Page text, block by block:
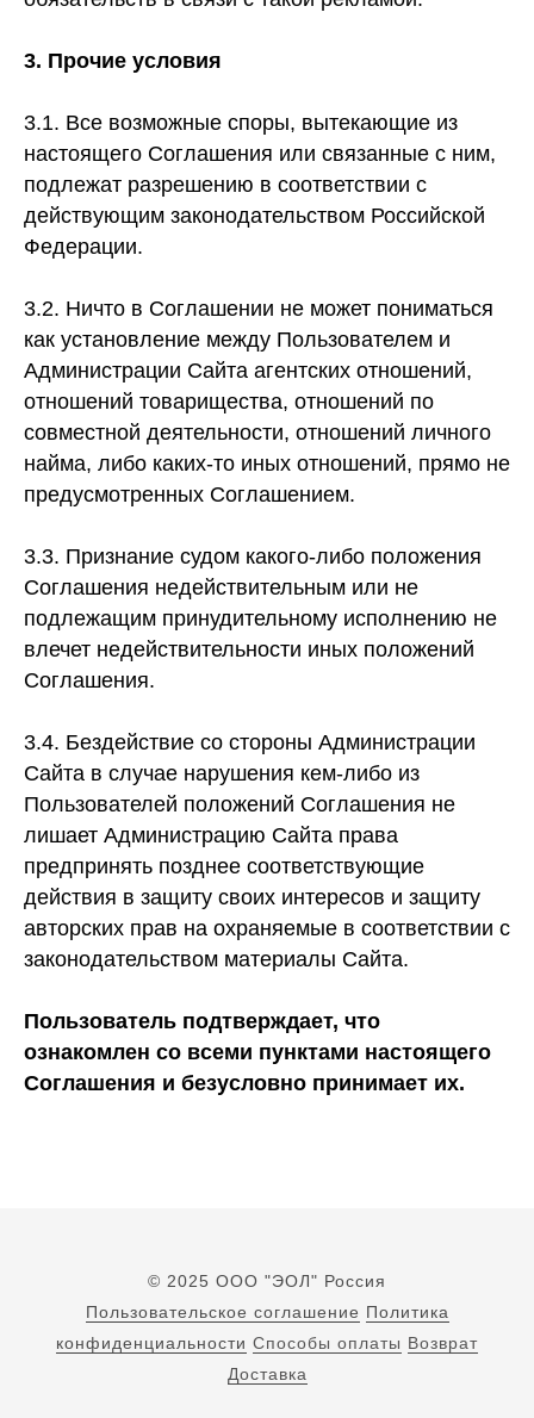
3. Прочие условия
3.1. Все возможные споры, вытекающие из
настоящего Соглашения или связанные с ним,
подлежат разрешению в соответствии с
действующим законодательством Российской
Федерации.
3.2. Ничто в Соглашении не может пониматься
как установление между Пользователем и
Администрации Сайта агентских отношений,
отношений товарищества, отношений по
совместной деятельности, отношений личного
найма, либо каких-то иных отношений, прямо не
предусмотренных Соглашением.
3.3. Признание судом какого-либо положения
Соглашения недействительным или не
подлежащим принудительному исполнению не
влечет недействительности иных положений
Соглашения.
3.4. Бездействие со стороны Администрации
Сайта в случае нарушения кем-либо из
Пользователей положений Соглашения не
лишает Администрацию Сайта права
предпринять позднее соответствующие
действия в защиту своих интересов и защиту
авторских прав на охраняемые в соответствии с
законодательством материалы Сайта.
Пользователь подтверждает, что
ознакомлен со всеми пунктами настоящего
Соглашения и безусловно принимает их.
© 2025 ООО "ЭОЛ" Россия
Пользовательское соглашение Политика
конфиденциальности Способы оплаты Возврат
Доставка